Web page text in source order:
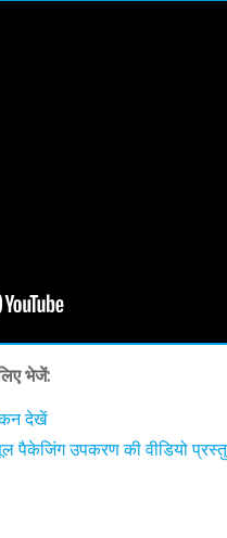
भेजें:
देखें
पैकेजिंग उपकरण की वीडियो